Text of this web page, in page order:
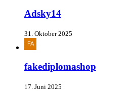
Adsky14
31. Oktober 2025
fakediplomashop
17. Juni 2025